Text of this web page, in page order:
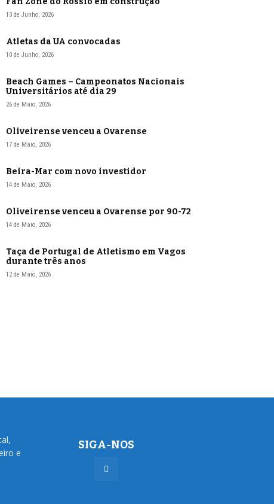
13 de Junho, 2026
Atletas da UA convocadas
10 de Junho, 2026
Beach Games – Campeonatos Nacionais
Universitários até dia 29
26 de Maio, 2026
Oliveirense venceu a Ovarense
17 de Maio, 2026
Beira-Mar com novo investidor
14 de Maio, 2026
Oliveirense venceu a Ovarense por 90-72
14 de Maio, 2026
Taça de Portugal de Atletismo em Vagos
durante três anos
12 de Maio, 2026
e
SIGA-NOS